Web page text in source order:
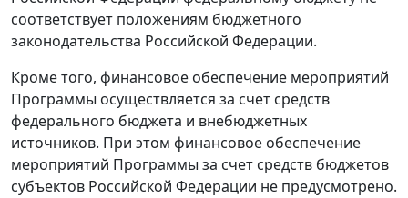
соответствует положениям бюджетного
законодательства Российской Федерации.
Кроме того, финансовое обеспечение мероприятий
Программы осуществляется за счет средств
федерального бюджета и внебюджетных
источников. При этом финансовое обеспечение
мероприятий Программы за счет средств бюджетов
субъектов Российской Федерации не предусмотрено.